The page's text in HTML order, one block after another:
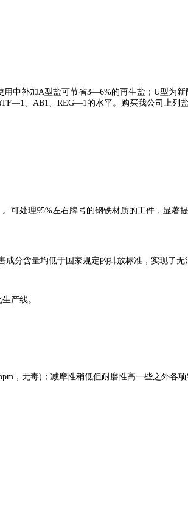
补加A型盐可节省3—6%的再生盐；U型为新
、AB1、REG—1的水平。购买我公司上列
处理95%左右牌号的钢铁材质的工件，显著
分含量均低于国家规定的排放标准，实现了无
产线。
无毒)；减摩性稍低但耐磨性高一些之外各项